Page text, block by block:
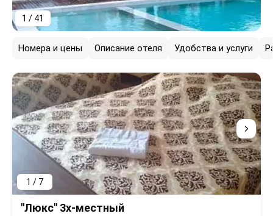
1 / 41
Номера и цены Описание отеля Удобства и услуги
1 / 7
"Люкс" 3х-местный